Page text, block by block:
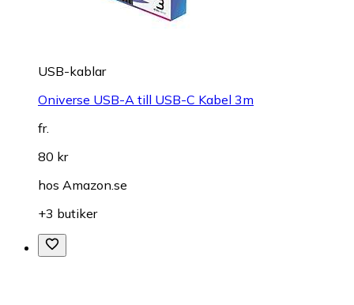
USB-kablar
Oniverse USB-A till USB-C Kabel 3m
fr.
80 kr
hos Amazon.se
+3 butiker